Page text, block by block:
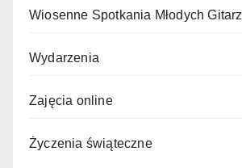
Wiosenne Spotkania Młodych
Wydarzenia
Zajęcia online
Życzenia świąteczne